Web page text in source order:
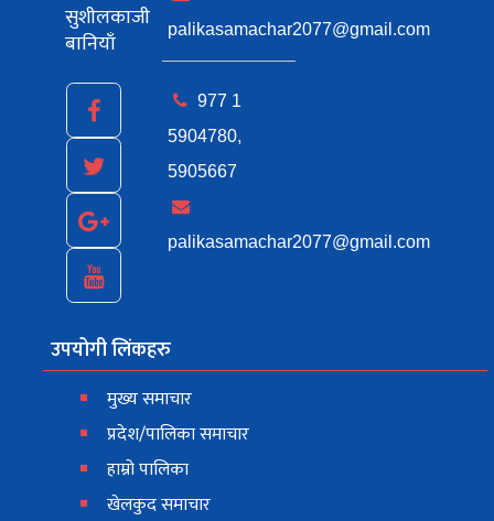
सुशीलकाजी
बानियाँ
palikasamachar2077@gmail.com
977 1
5904780,
5905667
palikasamachar2077@gmail.com
उपयोगी लिंकहरु
मुख्य समाचार
प्रदेश/पालिका समाचार
हाम्रो पालिका
खेलकुद समाचार